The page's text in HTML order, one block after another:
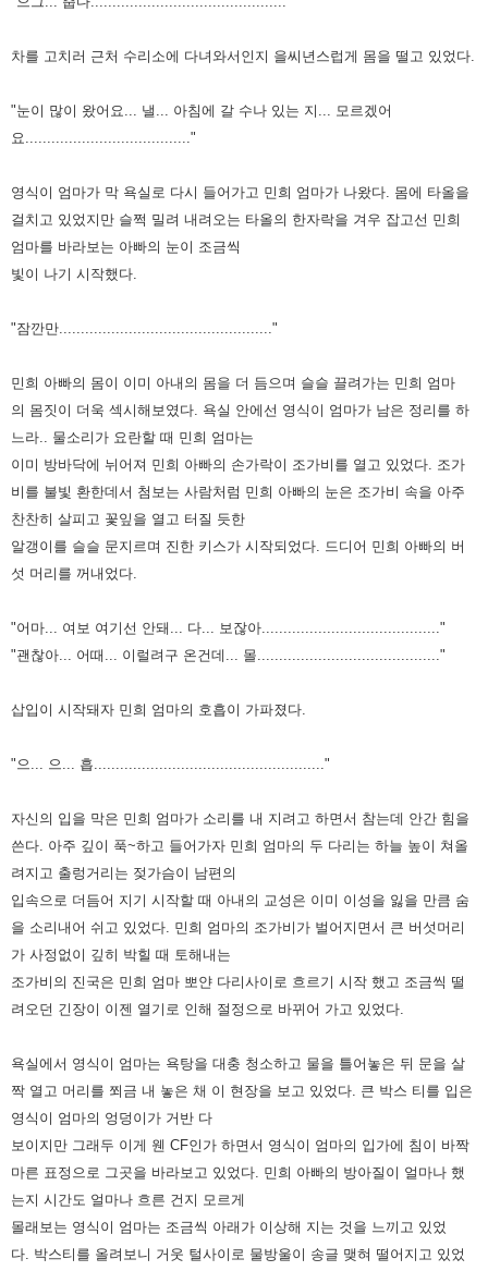
차를 고치러 근처 수리소에 다녀와서인지 을씨년스럽게 몸을 떨고 있었다.
"눈이 많이 왔어요... 낼... 아침에 갈 수나 있는 지... 모르겠어
요......................................"
영식이 엄마가 막 욕실로 다시 들어가고 민희 엄마가 나왔다. 몸에 타올을
걸치고 있었지만 슬쩍 밀려 내려오는 타올의 한자락을 겨우 잡고선 민 희
엄마를 바라보는 아빠의 눈이 조금씩
빛이 나기 시작했다.
"잠깐만................................................."
민희 아빠의 몸이 이미 아내의 몸을 더 듬으며 슬슬 끌려가는 민희 엄마
의 몸짓이 더욱 섹시해보였다. 욕실 안에선 영식이 엄마가 남은 정리를 하
느라.. 물소리가 요란할 때 민희 엄마는
이 미 방바닥에 뉘어져 민희 아빠의 손가락이 조가비를 열고 있었다. 조가
비를 불빛 환한데서 첨보는 사람처럼 민희 아빠의 눈은 조가비 속을 아주
찬찬히 살피고 꽃잎을 열고 터질 듯한
알갱이를 슬슬 문지르며 진한 키스가 시작되었다.
드디어 민희 아빠의 버
섯 머리를 꺼내었다.
"어마... 여보 여기선 안돼... 다... 보잖아........................................."
"괜찮아... 어때... 이럴려구 온건데... 몰.........................................."
삽입이 시작돼자 민희 엄마의 호흡이 가파졌다.
"으... 으... 흡....................................................."
자신의 입을 막은 민희 엄마가 소리를 내 지려고 하면서 참는데 안간 힘을
쓴다. 아주 깊이 푹~하고 들어가자 민희 엄마의 두 다리는 하늘 높이 쳐올
려지고 출렁거리는 젖가슴이 남편의
입속으로 더듬어 지기 시작할 때 아내의 교성은 이미 이성을 잃을 만큼 숨
을 소리내어 쉬고 있었다. 민희 엄마의 조가비가 벌어지면서 큰 버섯머리
가 사정없이 깊히 박힐 때 토해내는
조가비의 진국은 민희 엄마 뽀얀 다리사이로 흐르기 시작 했고 조금씩 떨
려오던 긴장이 이젠 열기로 인해 절정으로 바뀌어 가고 있었다.
욕실에서 영식이 엄마는 욕탕을 대충 청소하고 물을 틀어놓은 뒤 문을 살
짝 열고 머리 를 쬐금 내 놓은 채 이 현장을 보고 있었다. 큰 박스 티를 입은
영식이 엄마의 엉덩이가 거반 다
보이지만 그래두 이게 웬 CF인 가 하면서 영식이 엄마의 입가에 침이 바짝
마른 표정으로 그곳을 바라보고 있었다. 민희 아빠의 방아질이 얼마나 했
는지 시간도 얼마나 흐른 건지 모르게
몰래보는 영식이 엄마는 조금씩 아래가 이상해 지는 것을 느끼고 있었
다. 박스티를 올려보니 거웃 털사이로 물방울이 송글 맺혀 떨어지고 있었